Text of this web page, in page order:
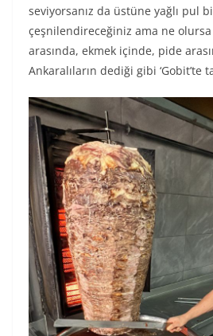
seviyorsanız da üstüne yağlı pul
çeşnilendireceğiniz ama ne
arasında, ekmek içinde, pide
Ankaralıların dediği gibi ‘Gobit’te